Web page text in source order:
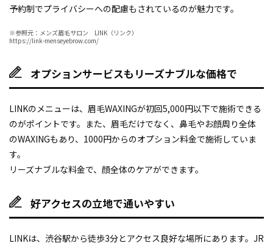
予約制でプライバシーへの配慮もされているのが魅力です。
※参照元：メンズ眉毛サロン LINK（リンク）
https://link-menseyebrow.com/
オプションサービスもリーズナブルな価格で
LINKのメニューは、眉毛WAXINGが初回5,000円以下で施術できる
のがポイントです。また、眉毛だけでなく、鼻毛やお顔周り全体
のWAXINGもあり、1000円からのオプション料金で施術していま
す。
リーズナブルな料金で、顔全体のケアができます。
好アクセスの立地で通いやすい
LINKは、渋谷駅から徒歩3分とアクセス良好な場所にあります。JR